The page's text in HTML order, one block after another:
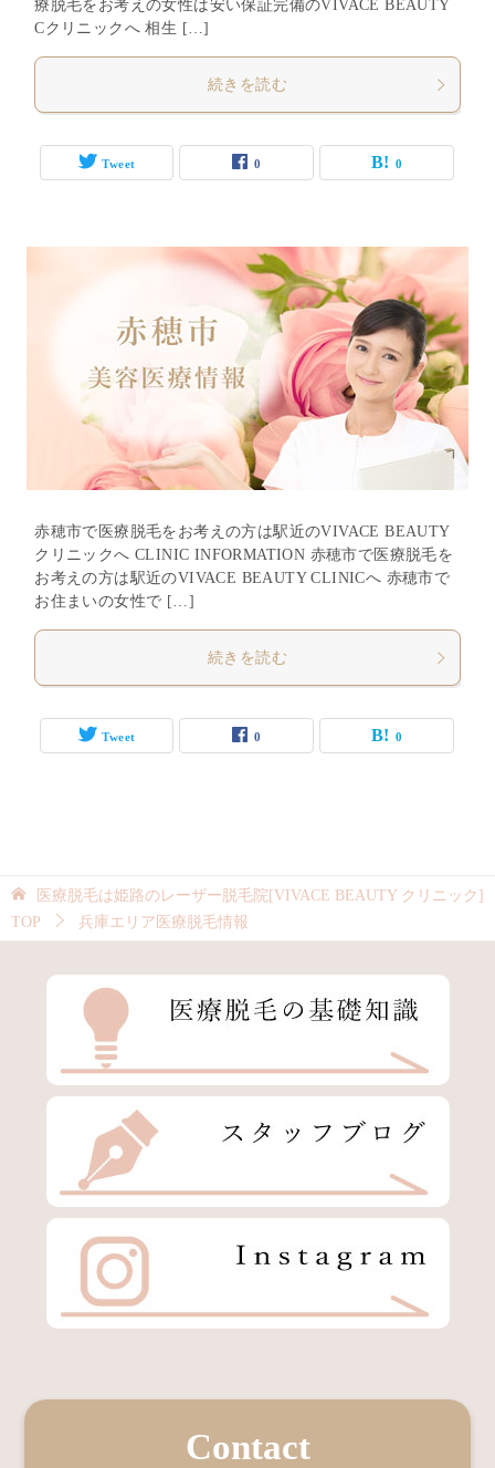
療脱毛をお考えの女性は安い保証完備のVIVACE BEAUTY
Cクリニックへ 相生 […]
続きを読む
Tweet 0 0
赤穂市で医療脱毛をお考えの方は駅近のVIVACE BEAUTY
クリニックへ CLINIC INFORMATION 赤穂市で医療脱毛を
お考えの方は駅近のVIVACE BEAUTY CLINICへ 赤穂市で
お住まいの女性で […]
続きを読む
Tweet 0 0
医療脱毛は姫路のレーザー脱毛院[VIVACE BEAUTY クリニック]
TOP
兵庫エリア医療脱毛情報
Contact